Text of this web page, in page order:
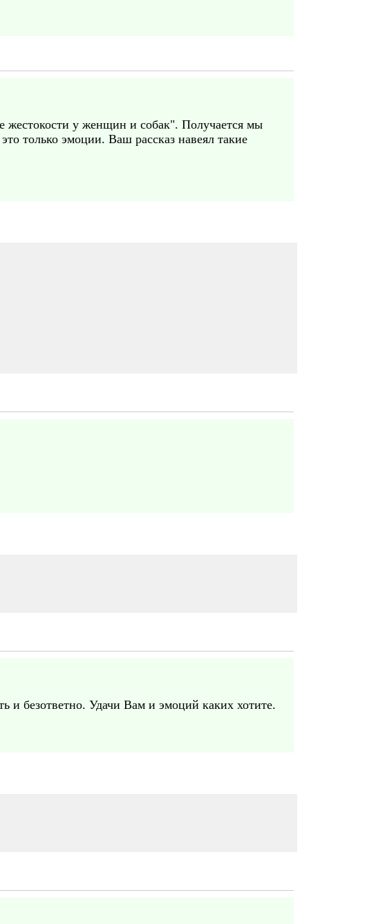
у женщин и собак". Получается мы
только эмоции. Ваш рассказ навеял такие
и безответно. Удачи Вам и эмоций каких хотите.